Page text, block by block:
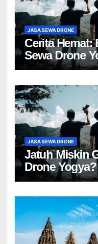
JASA SEWA DRONE
Cerita Hemat:
Sewa Drone
JASA SEWA DRONE
Jatuh Miskin
Drone